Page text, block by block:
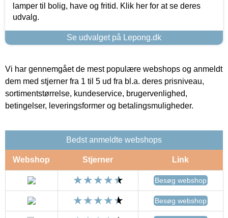
lamper til bolig, have og fritid. Klik her for at se deres
udvalg.
Se udvalget på Lepong.dk
Vi har gennemgået de mest populære webshops og anmeldt
dem med stjerner fra 1 til 5 ud fra bl.a. deres prisniveau,
sortimentstørrelse, kundeservice, brugervenlighed,
betingelser, leveringsformer og betalingsmuligheder.
Bedst anmeldte webshops
Webshop Stjerner Link
Besøg webshop
Besøg webshop